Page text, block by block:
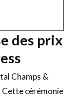
des prix
Champs &
Cette cérémonie